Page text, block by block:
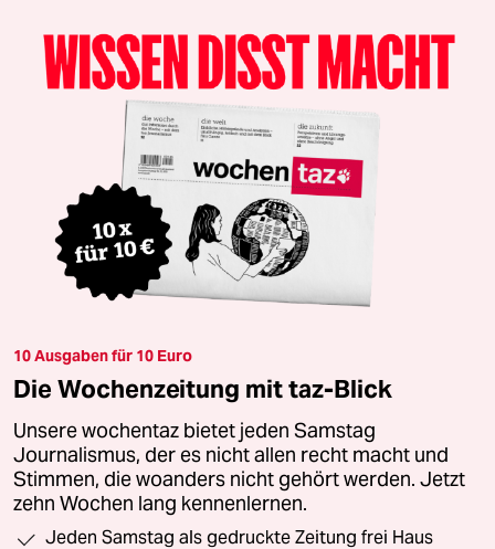
10 Ausgaben für 10 Euro
Die Wochenzeitung mit taz-Blick
Unsere wochentaz bietet jeden Samstag
Journalismus, der es nicht allen recht macht und
Stimmen, die woanders nicht gehört werden. Jetzt
zehn Wochen lang kennenlernen.
Jeden Samstag als gedruckte Zeitung frei Haus